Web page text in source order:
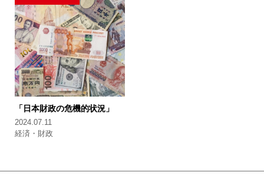
「日本財政の危機的状況」
2024.07.11
経済・財政